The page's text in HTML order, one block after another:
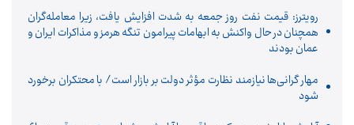
رویترز: قیمت نفت روز جمعه به شدت افزایش یافت، زیرا معامله‌گران
همچنان در حال واکنش به ابهامات پیرامون تنگه هرمز و مذاکرات ایران و
عمان بودند
مهار گرانی‌ها نیازمند نظارت مؤثر دولت بر بازار است/ با محتکران برخورد
شود